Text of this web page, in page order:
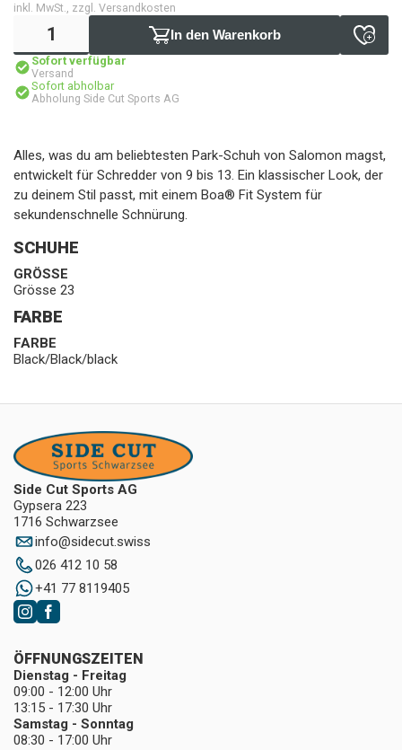
inkl. MwSt., zzgl. Versandkosten
In den Warenkorb
Sofort verfügbar
Versand
Sofort abholbar
Abholung Side Cut Sports AG
Alles, was du am beliebtesten Park-Schuh von Salomon magst,
entwickelt für Schredder von 9 bis 13. Ein klassischer Look, der
zu deinem Stil passt, mit einem Boa® Fit System für
sekundenschnelle Schnürung.
SCHUHE
GRÖSSE
Grösse 23
FARBE
FARBE
Black/Black/black
Side Cut Sports AG
Gypsera 223
1716 Schwarzsee
info@sidecut.swiss
026 412 10 58
+41 77 8119405
ÖFFNUNGSZEITEN
Dienstag - Freitag
09:00 - 12:00 Uhr
13:15 - 17:30 Uhr
Samstag - Sonntag
08:30 - 17:00 Uhr